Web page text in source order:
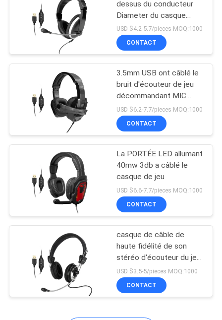
Écouteurs
magnétiques de
Bluetooth de sport
Écouteur sans fil de
Bluetooth de sport
7
Écouteurs sans fil
15
dessus du conducteur
Diameter du casque
40mm de jeu d'oreille
USD $4.2-5.7/pieces MOQ:1000
CONTACT
3.5mm USB ont câblé le
bruit d'écouteur de jeu
décommandant MIC
Surround Stereo
Earphone
USD $6.2-7.7/pieces MOQ:1000
CONTACT
La PORTÉE LED allumant
40mw 3db a câblé le
casque de jeu
USD $6.6-7.7/pieces MOQ:1000
CONTACT
casque de câble de
haute fidélité de son
stéréo d'écouteur du jeu
1KHz
USD $3.5-5/pieces MOQ:1000
CONTACT